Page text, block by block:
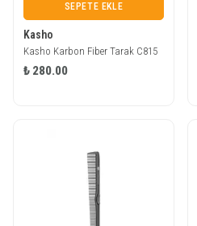
SEPETE EKLE
Kasho
Kasho Karbon Fiber Tarak C815
₺ 280.00